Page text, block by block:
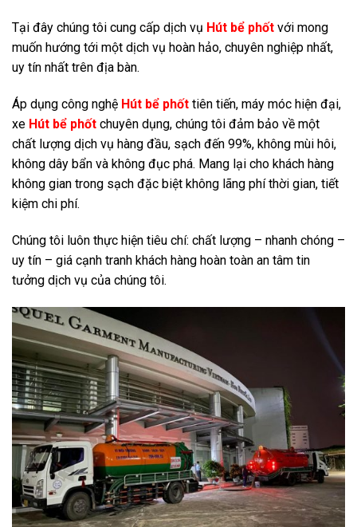
Tại đây chúng tôi cung cấp dịch vụ Hút bể phốt với mong
muốn hướng tới một dịch vụ hoàn hảo, chuyên nghiệp nhất,
uy tín nhất trên địa bàn.
Áp dụng công nghệ Hút bể phốt tiên tiến, máy móc hiện đại,
xe Hút bể phốt chuyên dụng, chúng tôi đảm bảo về một
chất lượng dịch vụ hàng đầu, sạch đến 99%, không mùi hôi,
không dây bẩn và không đục phá. Mang lại cho khách hàng
không gian trong sạch đặc biệt không lãng phí thời gian, tiết
kiệm chi phí.
Chúng tôi luôn thực hiện tiêu chí: chất lượng – nhanh chóng –
uy tín – giá cạnh tranh khách hàng hoàn toàn an tâm tin
tưởng dịch vụ của chúng tôi.